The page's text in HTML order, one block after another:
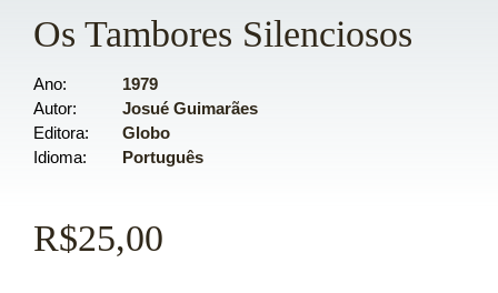
Os Tambores Silenciosos
Ano
1979
Autor
Josué Guimarães
Editora
Globo
Idioma
Português
R$25,00